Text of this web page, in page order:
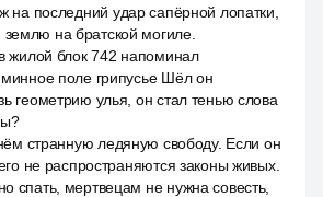
на последний удар сапёрной лопатки,
на братской могиле.
жилой блок 742 напоминал
минное поле грипусье Шёл он
геометрию улья, он стал тенью слова
странную ледяную свободу. Если он
не распространяются законы живых.
спать, мертвецам не нужна совесть,